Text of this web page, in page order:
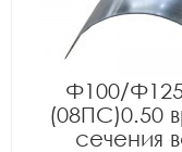
Ф100/
(08ПС)0.50
сечения